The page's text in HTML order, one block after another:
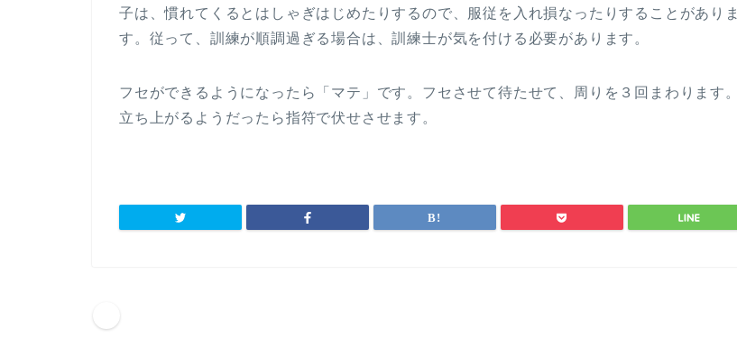
子は、慣れてくるとはしゃぎはじめたりするので、服従を入れ損なったりすることがありま
す。従って、訓練が順調過ぎる場合は、訓練士が気を付ける必要があります。
フセができるようになったら「マテ」です。フセさせて待たせて、周りを３回まわります。
立ち上がるようだったら指符で伏せさせます。